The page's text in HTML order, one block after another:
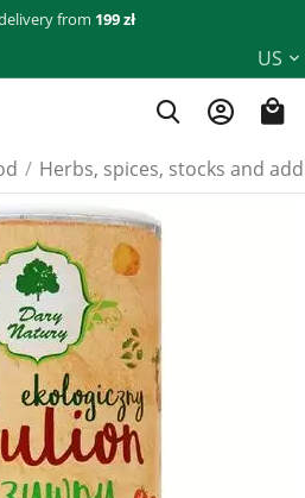
from 199 zł
US
/ Herbs, spices, stocks and